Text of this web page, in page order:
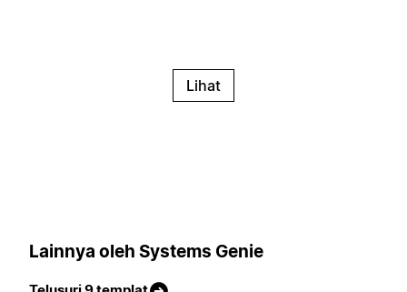
Lihat
Lainnya oleh Systems Genie